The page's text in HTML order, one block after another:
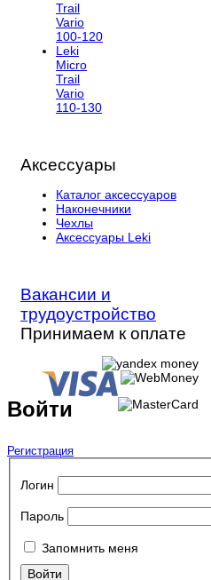
Trail
Vario
100-120
Leki
Micro
Trail
Vario
110-130
Аксессуары
Каталог аксессуаров
Наконечники
Чехлы
Аксессуары Leki
Вакансии и
трудоустройство
Принимаем к оплате
Войти
Регистрация
Логин
Пароль
Запомнить меня